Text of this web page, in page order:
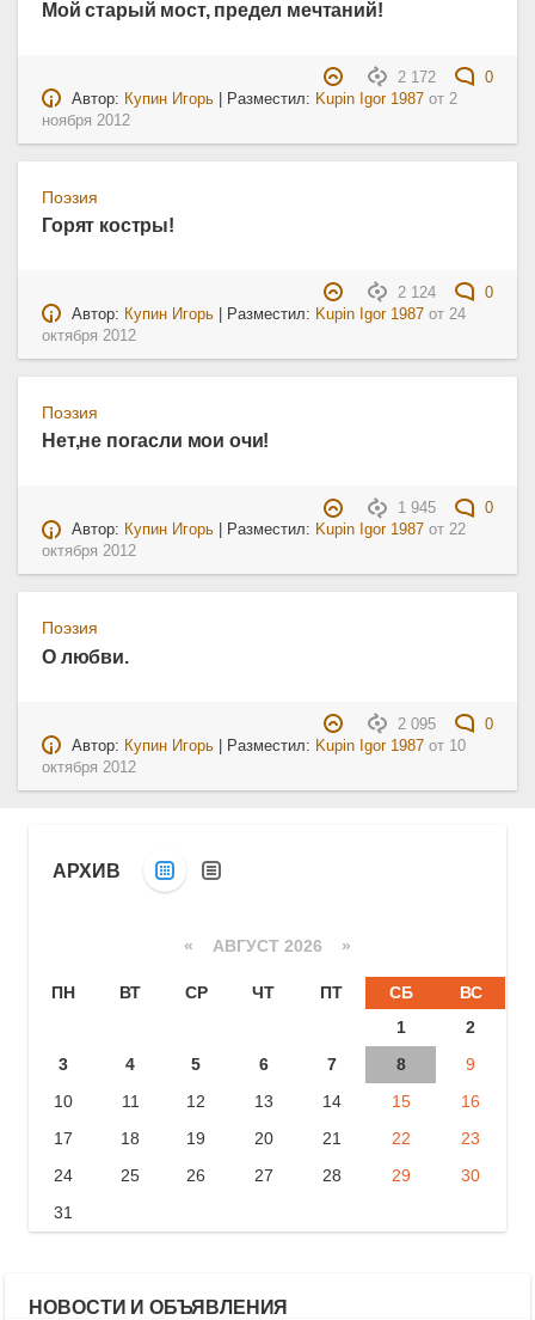
Мой старый мост, предел мечтаний!
2 172
0
Автор: Купин Игорь | Разместил: Kupin Igor 1987 от 2
ноября 2012
Поэзия
Горят костры!
2 124
0
Автор: Купин Игорь | Разместил: Kupin Igor 1987 от24
октября 2012
Поэзия
Нет,не погасли мои очи!
1 945
0
Автор: Купин Игорь | Разместил: Kupin Igor 1987 от22
октября 2012
Поэзия
О любви.
2 095
0
Автор: Купин Игорь | Разместил: Kupin Igor 1987 от 10
октября 2012
АРХИВ
« АВГУСТ 2026 »
ПН ВТ СР ЧТ ПТ СБ
ВС
1
2
3
4 5 6 7 8
9
10
11 12 13 14 15
16
17
18 19 20 21 22
23
24
25 26 27 28 29
30
31
НОВОСТИ И ОБЪЯВЛЕНИЯ